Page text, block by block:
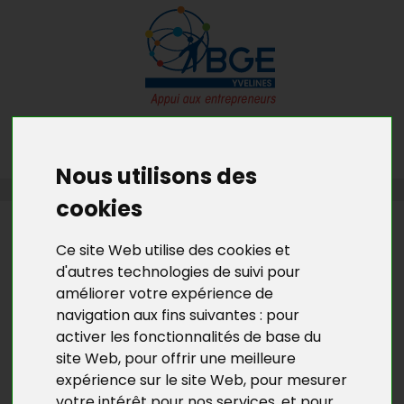
Nous utilisons des
cookies
Ce site Web utilise des cookies et
d'autres technologies de suivi pour
améliorer votre expérience de
navigation aux fins suivantes : pour
activer les fonctionnalités de base du
site Web, pour offrir une meilleure
expérience sur le site Web, pour mesurer
ACCUEIL >L’ACTU DE BGE YVELINES >L'ACTU DU DLA 78
L’ACTU DE BGE YVELINES
QUALITÉ DE VIE AU TRAVAIL
(QVT) ET EMPLOI DURABLE DANS
L’ESS... ET AILLEURS ?
En 2016, la mutuelle CHORUM* a lancé la 2ème
édition de son baromètre national sur la QVT dans